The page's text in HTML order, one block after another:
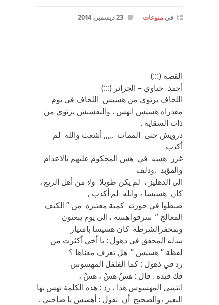
في منوعات 23 ديسمبر، 2014
القصة (:::)
أحمد ختاوي – الجزائر (:::)
اللحاف يرتوي من هسيس اللحاف في يوم
مقدراه هسيس الهس . والبقشيش يرتوي من
ذات السقاية .
درويش حتى الممات ,,,,, أشعث والله لم
أكذب
غرز هسه في هس المحكوم عليهم بالاعدام
والمؤبد ,ودلف
الى الدهليز ، لم يكن طويلا ولا من أهل الريع ،
كان هسيسا ، والله لم أكذب ,
ضبطوا في حوزته كمية معتبرة من ” الكيف
المعالج ” سرقوا هسه ، الى يوم يبعثون
وبمخفرالشرطة كان هسيسا بامتياز
سأله المحقق في ذهول : يا أخي أكثرت من
لفظة ” هسيس ” هل تعرف معناها ؟
رد في ذهول : كما الفلفل المهسوس
فك قيده , قال : هسْ هسْ ، هسْ ،
انتشى المهسوس هذا ، رد : هذه الكلمة نهس بها
البعير ،والصحيح أن نقول : أهسس يا صاحبي .